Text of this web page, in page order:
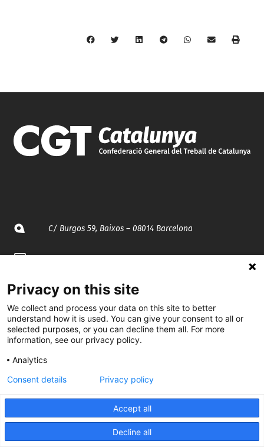
C/ Burgos 59, Baixos – 08014 Barcelona
935 120 481
@CGTCatalunya
cgtcatalunya
Desenvolupat per
Privacy on this site
We collect and process your data on this site to better
understand how it is used. You can give your consent to all or
selected purposes, or you can decline them all. For more
information, see our privacy policy.
Analytics
Accept all
Decline all
Consent details Privacy policy